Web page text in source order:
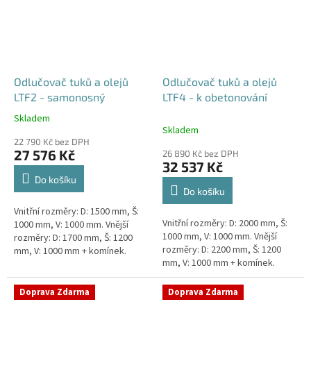
Odlučovač tuků a olejů
LTF2 - samonosný
Průměrné
produktu
je
5,0
hvězdiček.
Skladem
22 790 Kč bez DPH
27 576 Kč
Do košíku
Vnitřní rozměry: D: 1500 mm, Š:
1000 mm, V: 1000 mm. Vnější
rozměry: D: 1700 mm, Š: 1200
mm, V: 1000 mm + komínek.
jídel denně Průměr a umístění...
Odlučovač tuků a olejů
LTF4 - k obetonování
Skladem
26 890 Kč bez DPH
32 537 Kč
Do košíku
Vnitřní rozměry: D: 2000 mm, Š:
1000 mm, V: 1000 mm. Vnější
rozměry: D: 2200 mm, Š: 1200
mm, V: 1000 mm + komínek.
Lapák tuků do 4l/s nebo 600
jídel denně Průměr a umístění...
Doprava Zdarma Doprava Zdarma